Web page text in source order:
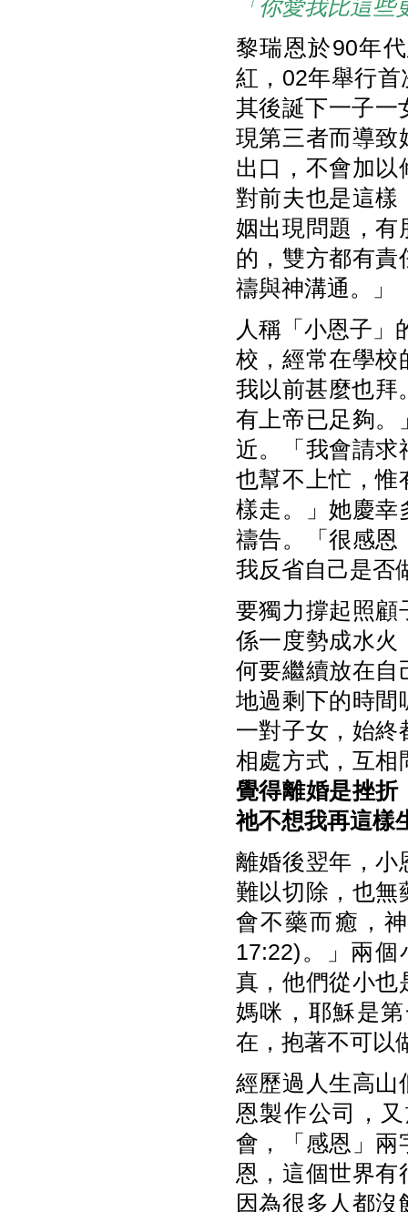
「你愛我比這些
黎瑞恩於90年
紅，02年舉行
其後誕下一子一
現第三者而導致
出口，不會加以
對前夫也是這樣
姻出現問題，有
的，雙方都有責
禱與神溝通。」
人稱「小恩子」
校，經常在學校
我以前甚麼也拜
有上帝已足夠。
近。「我會請求
也幫不上忙，惟
樣走。」她慶幸
禱告。「很感恩
我反省自己是否
要獨力撐起照顧
係一度勢成水火
何要繼續放在自
地過剩下的時間
一對子女，始終
相處方式，互相
覺得離婚是挫折
祂不想我再這樣
離婚後翌年，小
難以切除，也無
會不藥而癒，
17:22)。」兩
真，他們從小也
媽咪，耶穌是
在，抱著不可以
經歷過人生高山
恩製作公司，
會，「感恩」兩
恩，這個世界有
因為很多人都